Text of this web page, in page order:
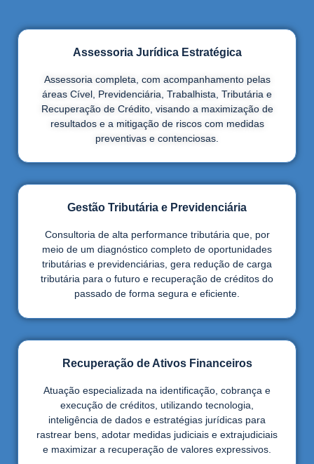
Assessoria Jurídica Estratégica
Assessoria completa, com acompanhamento pelas
áreas Cível, Previdenciária, Trabalhista, Tributária e
Recuperação de Crédito, visando a maximização de
resultados e a mitigação de riscos com medidas
preventivas e contenciosas.
Gestão Tributária e Previdenciária
Consultoria de alta performance tributária que, por
meio de um diagnóstico completo de oportunidades
tributárias e previdenciárias, gera redução de carga
tributária para o futuro e recuperação de créditos do
passado de forma segura e eficiente.
Recuperação de Ativos Financeiros
Atuação especializada na identificação, cobrança e
execução de créditos, utilizando tecnologia,
inteligência de dados e estratégias jurídicas para
rastrear bens, adotar medidas judiciais e extrajudiciais
e maximizar a recuperação de valores expressivos.